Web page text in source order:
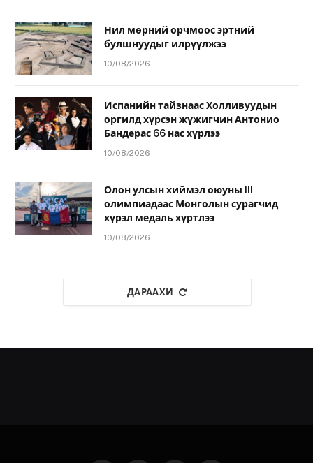
Нил мөрний орчмоос эртний
булшнуудыг илрүүлжээ
10/08/2026
Испанийн тайзнаас Холливуудын
оргилд хүрсэн жүжигчин Антонио
Бандерас 66 нас хүрлээ
10/08/2026
Олон улсын хиймэл оюуны III
олимпиадаас Монголын сурагчид
хүрэл медаль хүртлээ
10/08/2026
ДАРААХИ